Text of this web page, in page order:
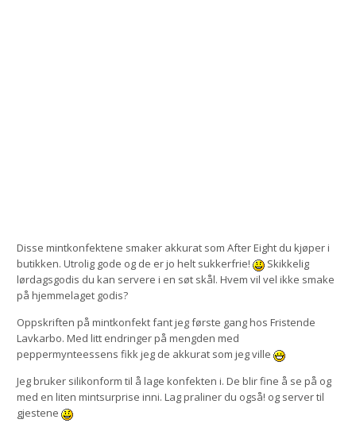
Disse mintkonfektene smaker akkurat som After Eight du kjøper i
butikken. Utrolig gode og de er jo helt sukkerfrie!
Skikkelig
lørdagsgodis du kan servere i en søt skål. Hvem vil vel ikke smake
på hjemmelaget godis?
Oppskriften på mintkonfekt fant jeg første gang hosFristende
Lavkarbo. Med litt endringer på mengden med
peppermynteessens fikk jeg de akkurat som jeg ville
Jeg bruker silikonform til å lage konfekten i. De blir fine å se på og
med en liten mintsurprise inni. Lag praliner du også! og server til
gjestene